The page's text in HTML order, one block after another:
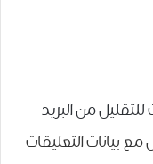
من البريد
بيانات التعليقات